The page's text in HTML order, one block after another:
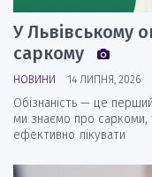
У Львівському
саркому
НОВИНИ 14 ЛИПНЯ, 2026
Обізнаність — це
ми знаємо про саркоми,
ефективно лікувати